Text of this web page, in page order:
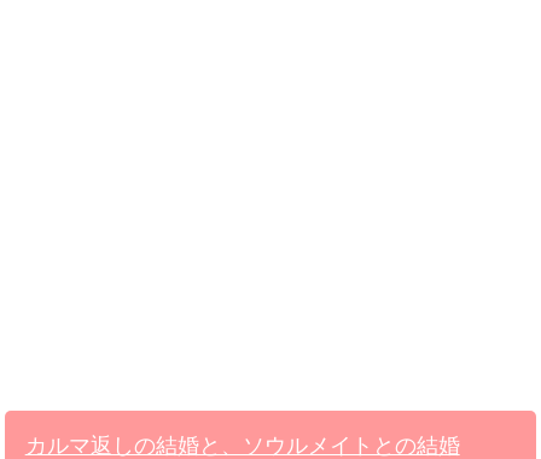
カルマ返しの結婚と、ソウルメイトとの結婚